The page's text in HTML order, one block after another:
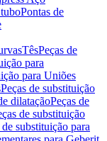
Pontas de
TêsPeças de
para
para Uniões
Peças de substituição
dilataçãoPeças de
de substituição
de substituição para